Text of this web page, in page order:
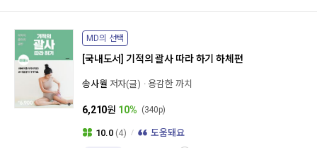
MD의 선택
[국내도서] 기적의 괄사 따라 하기 하체편
송사월 저자(글) 용감한 까치
6,210원 10% (340p)
10.0 (4) 도움돼요